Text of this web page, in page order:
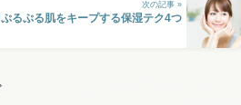
次の記事 »
るぷる肌をキープする保湿テク4つ